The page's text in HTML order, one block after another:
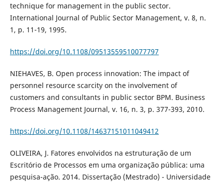
technique for management in the public sector.
International Journal of Public Sector Management, v. 8, n.
1, p. 11-19, 1995.
https://doi.org/10.1108/09513559510077797
NIEHAVES, B. Open process innovation: The impact of
personnel resource scarcity on the involvement of
customers and consultants in public sector BPM. Business
Process Management Journal, v. 16, n. 3, p. 377-393, 2010.
https://doi.org/10.1108/14637151011049412
OLIVEIRA, J. Fatores envolvidos na estruturação de um
Escritório de Processos em uma organização pública: uma
pesquisa-ação. 2014. Dissertação (Mestrado) - Universidade